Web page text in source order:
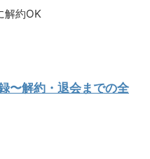
解約OK
〜解約・退会までの全